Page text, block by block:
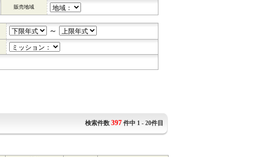
販売地域
～
検索件数 397件中 1 - 20件目